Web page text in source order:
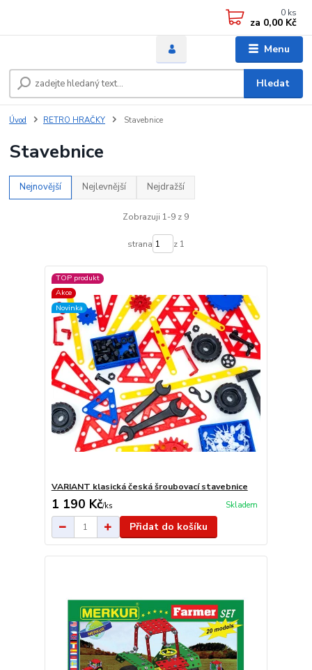
Menu
Hledat
0 ks
za 0,00 Kč
Úvod RETRO HRAČKY Stavebnice
Stavebnice
Nejnovější Nejlevnější Nejdražší
Zobrazuji 1-9 z 9
strana z 1
TOP produkt
Akce
Novinka
VARIANT klasická česká šroubovací stavebnice
1 190 Kč/ks Skladem
Přidat do košíku